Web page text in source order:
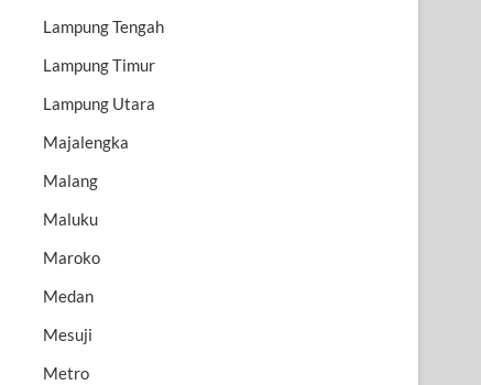
Lampung Tengah
Lampung Timur
Lampung Utara
Majalengka
Malang
Maluku
Maroko
Medan
Mesuji
Metro